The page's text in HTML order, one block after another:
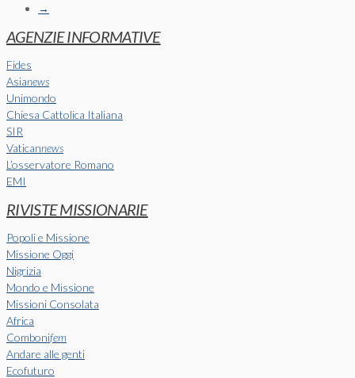
→
AGENZIE INFORMATIVE
Fides
Asianews
Unimondo
Chiesa Cattolica Italiana
SIR
Vaticannews
L’osservatore Romano
EMI
RIVISTE MISSIONARIE
Popoli e Missione
Missione Oggi
Nigrizia
Mondo e Missione
Missioni Consolata
Africa
Combonifem
Andare alle genti
Ecofuturo